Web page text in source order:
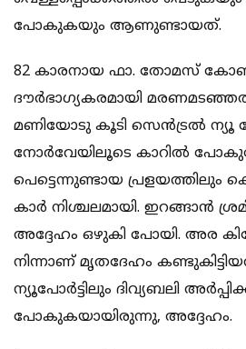
പോകുകയും ആണുണ്ടായത്.
82 കാരനായ ഫാ. തോമസ്
ദൗര്‍ഭാഗ്യകരമായി
മണിയോടു കൂടി സെന്‍ട്രല്‍ ന്യൂ
നോര്‍വേയിലൂടെ കാറില്‍
പെട്ടെന്നുണ്ടായ പ്രളയത്തിലും
കാര്‍ നിശ്ചലമായി. ഇറങ്ങാന്‍
അദ്ദേഹം ഒഴുകി പോയി. അര
നിന്നാണ് മൃതദേഹം
ന്യൂപോര്‍ട്ടിലും ദിവ്യബലി
പോകുകയായിരുന്നു, അദ്ദേഹം.